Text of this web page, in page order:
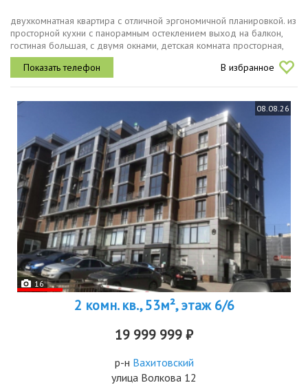
двухкомнатная квартира с отличной эргономичной планировкой. из
просторной кухни с панорамным остеклением выход на балкон,
гостиная большая, с двумя окнами, детская комната просторная,
светлая, правильной формы.важно, есть гардеробная и два
санузла...
В избранное
08.08.26
16
2 комн. кв., 53м², этаж 6/6
19 999 999 ₽
р-н Вахитовский
улица Волкова 12